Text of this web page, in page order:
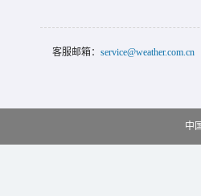
客服邮箱： service@weather.com.cn
中